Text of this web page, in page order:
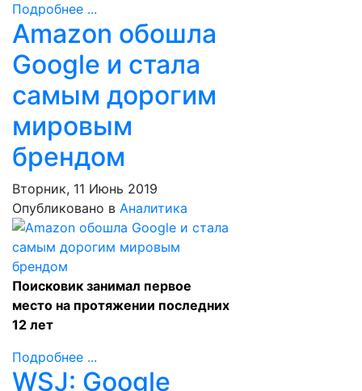
Подробнее ...
Amazon обошла
Google и стала
самым дорогим
мировым
брендом
Вторник, 11 Июнь 2019
Опубликовано в Аналитика
Поисковик занимал первое
место на протяжении последних
12 лет
Подробнее ...
WSJ: Google